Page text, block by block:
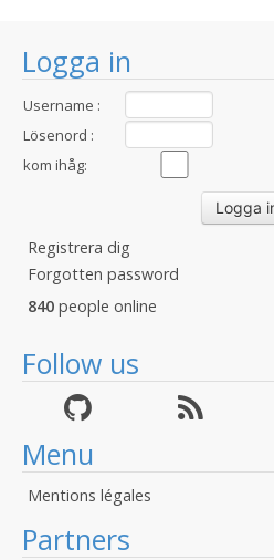
Logga in
Username :
Lösenord :
kom ihåg:
Registrera dig
Forgotten password
840 people online
Follow us
Menu
Mentions légales
Partners